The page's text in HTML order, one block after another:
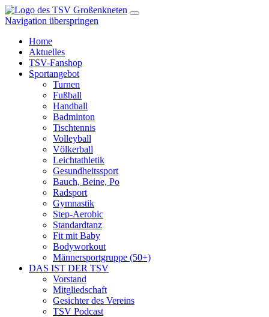
Navigation überspringen
Home
Aktuelles
TSV-Fanshop
Sportangebot
Turnen
Fußball
Handball
Badminton
Tischtennis
Volleyball
Völkerball
Leichtathletik
Gesundheitssport
Bauch, Beine, Po
Radsport
Gymnastik
Step-Aerobic
Standardtanz
Fit mit Baby
Bodyworkout
Männersportgruppe (50+)
DAS IST DER TSV
Vorstand
Mitgliedschaft
Gesichter des Vereins
TSV Podcast